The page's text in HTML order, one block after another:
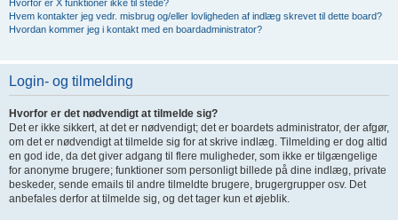
Hvorfor er X funktioner ikke til stede?
Hvem kontakter jeg vedr. misbrug og/eller lovligheden af indlæg skrevet til dette board?
Hvordan kommer jeg i kontakt med en boardadministrator?
Login- og tilmelding
Hvorfor er det nødvendigt at tilmelde sig?
Det er ikke sikkert, at det er nødvendigt; det er boardets administrator, der afgør,
om det er nødvendigt at tilmelde sig for at skrive indlæg. Tilmelding er dog altid
en god ide, da det giver adgang til flere muligheder, som ikke er tilgængelige
for anonyme brugere; funktioner som personligt billede på dine indlæg, private
beskeder, sende emails til andre tilmeldte brugere, brugergrupper osv. Det
anbefales derfor at tilmelde sig, og det tager kun et øjeblik.